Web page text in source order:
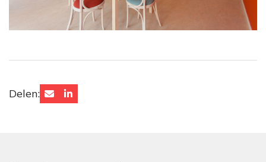
Delen: